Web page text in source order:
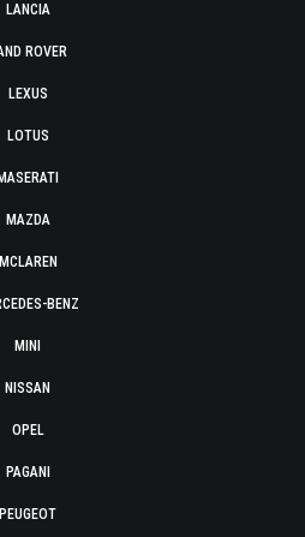
LANCIA
ROVER
LEXUS
LOTUS
MASERATI
MAZDA
MCLAREN
BENZ
MINI
NISSAN
OPEL
PAGANI
PEUGEOT